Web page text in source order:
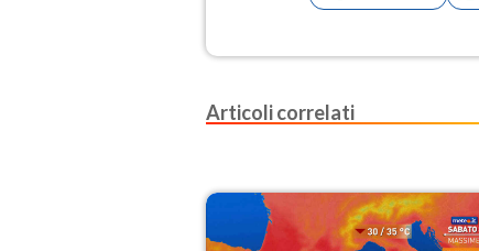
Articoli correlati